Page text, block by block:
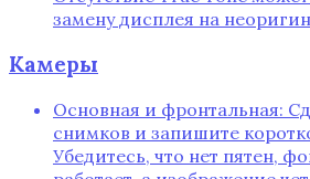
замену дисплея на
Камеры
Основная и фронтальная:
снимков и запишите
Убедитесь, что нет пятен,